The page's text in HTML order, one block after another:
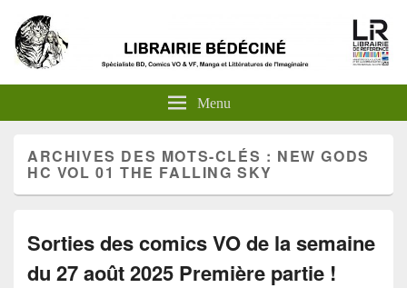
Menu
ARCHIVES DES MOTS-CLÉS : NEW GODS
HC VOL 01 THE FALLING SKY
Sorties des comics VO de la semaine
du 27 août 2025 Première partie !